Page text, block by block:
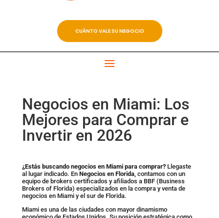
CUÁNTO VALE SU NEGOCIO
Negocios en Miami: Los
Mejores para Comprar e
Invertir en 2026
¿Estás buscando negocios en Miami para comprar?Llegaste
al lugar indicado. En Negocios en Florida, contamos con un
equipo de brokers certificados y afiliados a BBF (Business
Brokers of Florida) especializados en la compra y venta de
negocios en Miami y el sur de Florida.
Miami es una de las ciudades con mayor dinamismo